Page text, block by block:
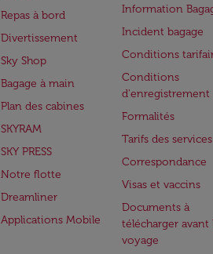
Repas à bord
Divertissement
Sky Shop
Bagage à main
Plan des cabines
SKYRAM
SKY PRESS
Notre flotte
Dreamliner
Applications Mobile
Information
Incident bagage
Conditions
Conditions
d'enregistrement
Formalités
Tarifs des services
Correspondance
Visas et vaccins
Documents à
télécharger avant
voyage